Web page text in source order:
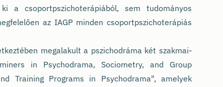
csoportpszichoterápiából, sem tudományos
az IAGP minden csoportpszichoterápiás
megalakult a pszichodráma két szakmai-
in Psychodrama, Sociometry, and Group
Training Programs in Psychodrama", amelyek